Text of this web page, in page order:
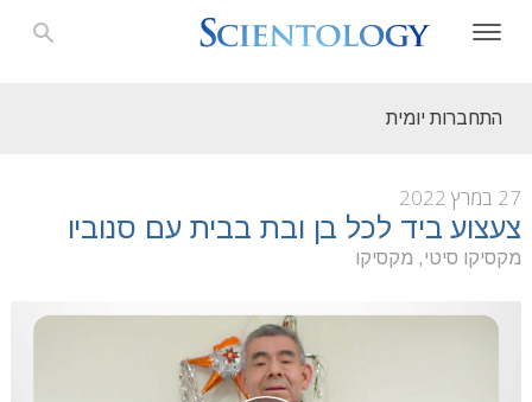
התחברות יומית
27 במרץ 2022
צעצוע ביד לכל בן ובת בבית עם סנוביו
מקסיקו סיטי, מקסיקו